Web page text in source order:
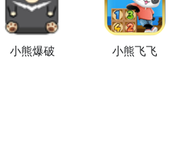
钮，分别是 【高速下载】和【下载】
所示：
小熊爆破 小熊飞飞